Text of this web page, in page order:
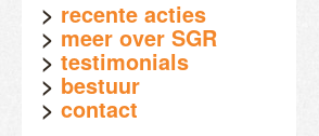
recente acties
meer over SGR
testimonials
bestuur
contact